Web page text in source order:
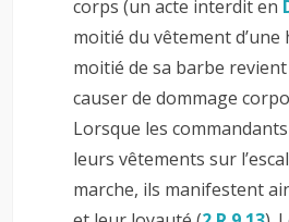
corps (un acte interdit en
moitié du vêtement
moitié de sa barbe
causer de dommage
Lorsque les
leurs vêtements sur
marche, ils manifestent